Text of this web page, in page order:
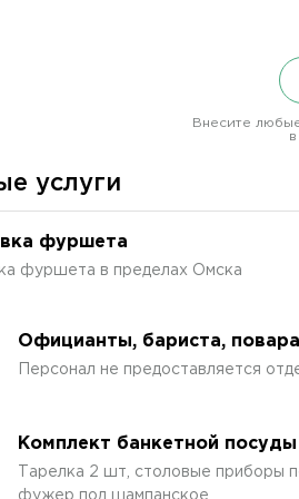
Внесите
услуги
фуршета
фуршета в пределах Омска
Официанты, бариста,
Персонал не предоставляется
Комплект банкетной посуды
Тарелка 2 шт, столовые приборы
фужер под шампанское